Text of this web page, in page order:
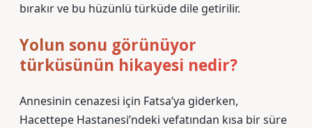
bırakır ve bu hüzünlü türküde dile getirilir.
Yolun sonu görünüyor
türküsünün hikayesi nedir?
Annesinin cenazesi için Fatsa’ya giderken,
Hacettepe Hastanesi’ndeki vefatından kısa bir süre